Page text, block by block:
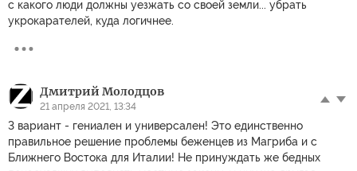
с какого люди должны уезжать со своей земли... убрать
укрокарателей, куда логичнее.
Дмитрий Молодцов
21 апреля 2021, 13:34
3 вариант - гениален и универсален! Это единственно
правильное решение проблемы беженцев из Магриба и с
Ближнего Востока для Италии! Не принуждать же бедных